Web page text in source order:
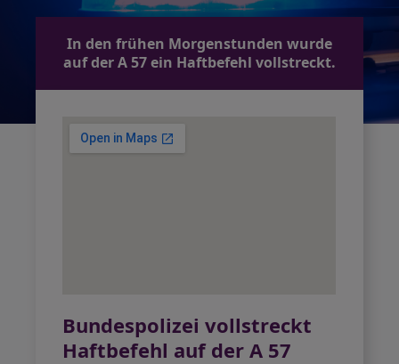
In den frühen Morgenstunden wurde
auf der A 57 ein Haftbefehl vollstreckt.
Bundespolizei vollstreckt
Haftbefehl auf der A 57